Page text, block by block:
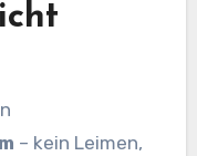
– kein Leimen,